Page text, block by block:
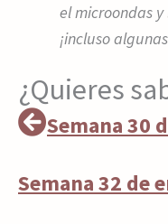
el microondas
¡incluso
¿Quieres
Semana 30
Semana 32 de